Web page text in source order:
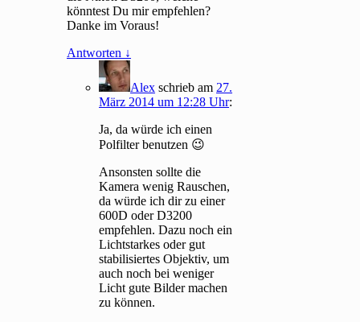
könntest Du mir empfehlen?
Danke im Voraus!
Antworten ↓
Alex schrieb am 27.
März 2014 um 12:28 Uhr:
Ja, da würde ich einen
Polfilter benutzen 😉
Ansonsten sollte die
Kamera wenig Rauschen,
da würde ich dir zu einer
600D oder D3200
empfehlen. Dazu noch ein
Lichtstarkes oder gut
stabilisiertes Objektiv, um
auch noch bei weniger
Licht gute Bilder machen
zu können.